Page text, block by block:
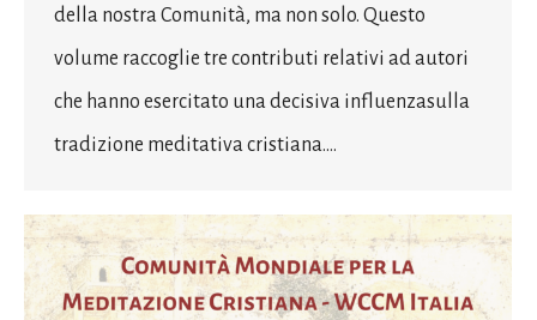
della nostra Comunità, ma non solo. Questo
volume raccoglie tre contributi relativi ad autori
che hanno esercitato una decisiva influenzasulla
tradizione meditativa cristiana.…